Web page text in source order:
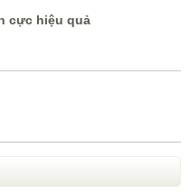
cực hiệu quả